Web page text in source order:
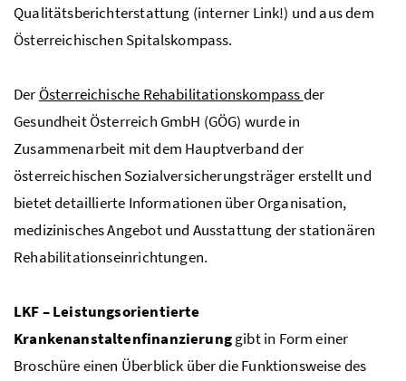
Qualitätsberichterstattung (interner Link!) und aus dem
Österreichischen Spitalskompass.
Der Österreichische Rehabilitationskompassder
Gesundheit Österreich GmbH (GÖG) wurde in
Zusammenarbeit mit dem Hauptverband der
österreichischen Sozialversicherungsträger erstellt und
bietet detaillierte Informationen über Organisation,
medizinisches Angebot und Ausstattung der stationären
Rehabilitationseinrichtungen.
LKF– Leistungsorientierte
Krankenanstaltenfinanzierunggibt in Form einer
Broschüre einen Überblick über die Funktionsweise des